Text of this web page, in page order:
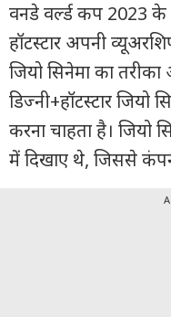
ट्रेंडिंग
बिजनेस
न्यूज
पर्सनल
फाइनेंस
टेक्नोलॉजी
वनडे वर्ल्ड कप 2023
हॉटस्टार अपनी
जियो सिनेमा का
डिज्नी+हॉटस्टार जियो
करना चाहता है। जियो
में दिखाए थे, जिससे